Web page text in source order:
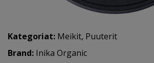
Kategoriat: Meikit, Puuterit
Brand: Inika Organic